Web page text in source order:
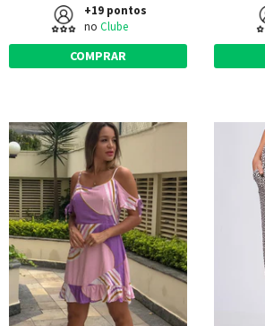
+19 pontos
no Clube
COMPRAR